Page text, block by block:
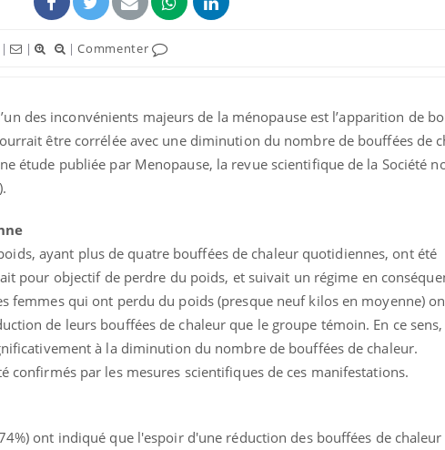
| | |Commenter
des inconvénients majeurs de la ménopause est l’apparition de
être corrélée avec une diminution du nombre de bouffées de
étude publiée par Menopause, la revue scientifique de la Société
ayant plus de quatre bouffées de chaleur quotidiennes, ont été
pour objectif de perdre du poids, et suivait un régime en
femmes qui ont perdu du poids (presque neuf kilos en moyenne)
de leurs bouffées de chaleur que le groupe témoin. En ce sens,
à la diminution du nombre de bouffées de chaleur.
confirmés par les mesures scientifiques de ces manifestations.
ont indiqué que l'espoir d'une réduction des bouffées de